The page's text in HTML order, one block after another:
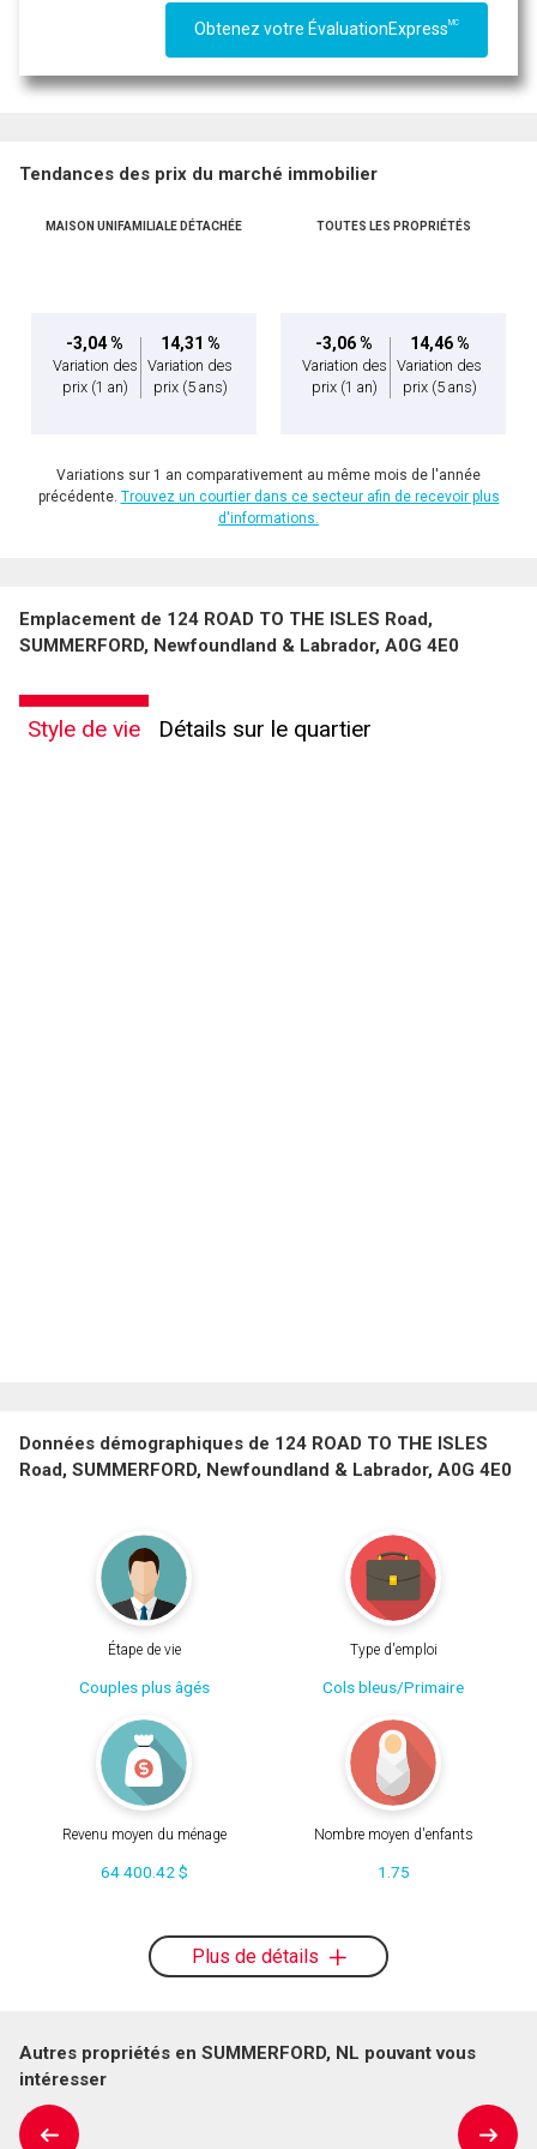
Obtenez votre ÉvaluationExpressMC
Tendances des prix du marché immobilier
MAISON UNIFAMILIALE DÉTACHÉE
-3,04 %
Variation des
prix (1 an)
14,31 %
Variation des
prix (5 ans)
TOUTES LES PROPRIÉTÉS
-3,06 %
Variation des
prix (1 an)
14,46 %
Variation des
prix (5 ans)
Variations sur 1 an comparativement au même mois de l'année
précédente. Trouvez un courtier dans ce secteur afin de recevoir plus
d'informations.
Emplacement de 124 ROAD TO THE ISLES Road,
SUMMERFORD, Newfoundland & Labrador, A0G 4E0
Style de vie Détails sur le quartier
Données démographiques de 124 ROAD TO THE ISLES
Road, SUMMERFORD, Newfoundland & Labrador, A0G 4E0
Étape de vie
Couples plus âgés
Type d'emploi
Cols bleus/Primaire
Revenu moyen du ménage
64 400.42 $
Nombre moyen d'enfants
1.75
Plus de détails
Autres propriétés en SUMMERFORD, NL pouvant vous
intéresser